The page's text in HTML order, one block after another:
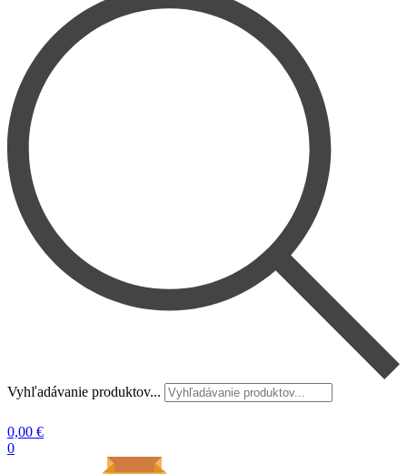
Vyhľadávanie produktov...
0,00 €
0